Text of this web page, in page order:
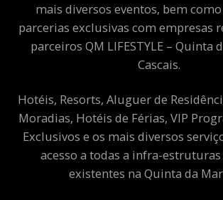
mais diversos eventos, bem
parcerias exclusivas com empresas
parceiros QM LIFESTYLE – Quinta
Cascais.
Hotéis, Resorts, Aluguer de
Moradias, Hotéis de Férias, VIP
Exclusivos e os mais diversos
acesso a todas a infra-estruturas
existentes na Quinta da